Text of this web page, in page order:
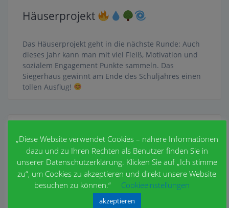
Häuserprojekt
Das Häuserprojekt geht in die nächste Runde: Auch
dieses Jahr kann man mit viel Fleiß, Motivation und
sozialem Engagement Punkte sammeln. Das
Siegerhaus gewinnt am Ende des Schuljahres einen
tollen Ausflug!
„Diese Website verwendet Cookies – nähere Informationen
dazu und zu Ihren Rechten als Benutzer finden Sie in
unserer Datenschutzerklärung. Klicken Sie auf „Ich stimme
zu“, um Cookies zu akzeptieren und direkt unsere Website
besuchen zu können.“
Cookieeinstellungen
akzeptieren